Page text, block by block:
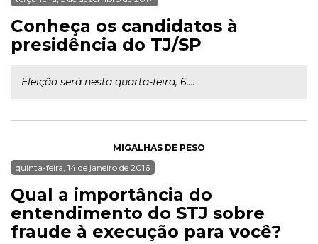
Conheça os candidatos à
presidência do TJ/SP
Eleição será nesta quarta-feira, 6....
MIGALHAS DE PESO
quinta-feira, 14 de janeiro de 2016
Qual a importância do
entendimento do STJ sobre
fraude à execução para você?